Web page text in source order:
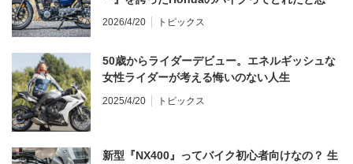
う？
2026/4/20 トピックス
50歳からライダーデビュー。エネルギッシュな
女性ライダーが考える悔いのない人生
2025/4/20 トピックス
新型『NX400』ってバイク初心者向けなの？ 生